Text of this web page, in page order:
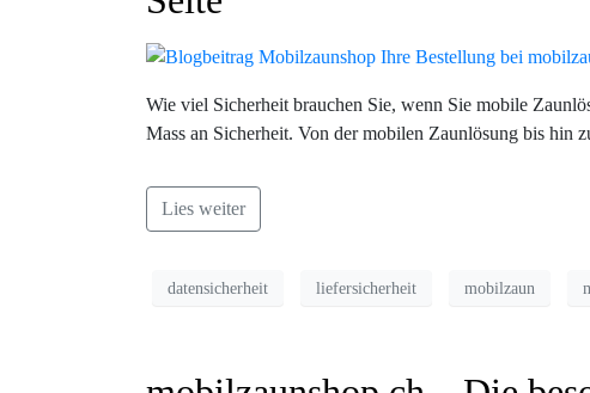
Wie viel Sicherheit brauchen Sie, wenn Sie mobile
Mass an Sicherheit. Von der mobilen Zaunlösung bis hin
Lies weiter
datensicherheit liefersicherheit mobilzaun